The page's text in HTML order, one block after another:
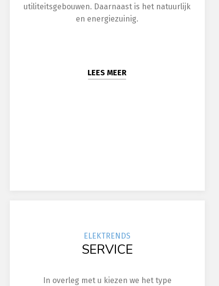
utiliteitsgebouwen. Daarnaast is het natuurlijk
en energiezuinig.
LEES MEER
ELEKTRENDS
SERVICE
In overleg met u kiezen we het type